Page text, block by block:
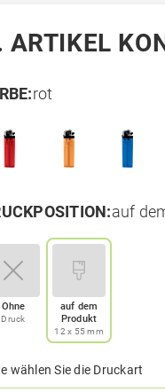
ARTIKEL
rot
auf
Ohne
Druck
auf dem
Produkt
12 x 55 mm
wählen Sie die Druckart